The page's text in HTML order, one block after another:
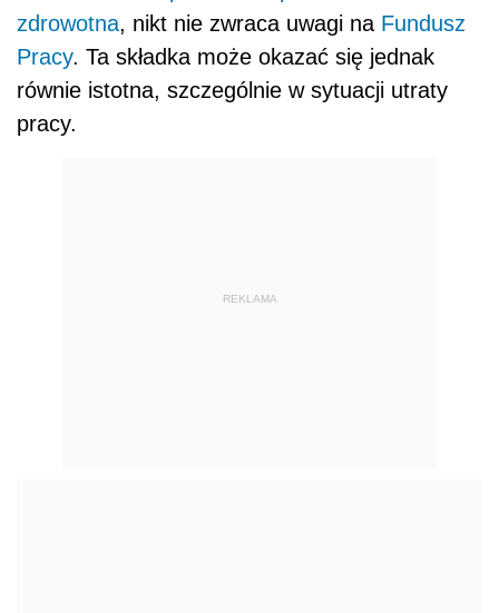
zdrowotna, nikt nie zwraca uwagi na Fundusz
Pracy. Ta składka może okazać się jednak
równie istotna, szczególnie w sytuacji utraty
pracy.
REKLAMA